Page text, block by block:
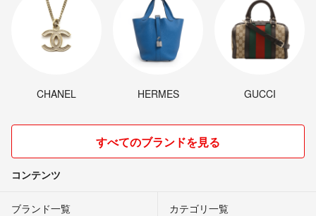
CHANEL HERMES GUCCI
すべてのブランドを見る
コンテンツ
ブランド一覧 カテゴリ一覧